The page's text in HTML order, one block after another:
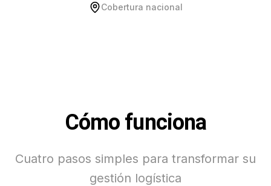
Cobertura nacional
Cómo funciona
Cuatro pasos simples para transformar su
gestión logística